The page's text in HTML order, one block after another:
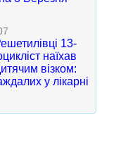
13-
наїхав
візком:
у лікарні